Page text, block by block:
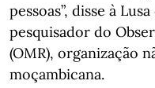
pessoas”, disse à
pesquisador do
(OMR), organização
moçambicana.